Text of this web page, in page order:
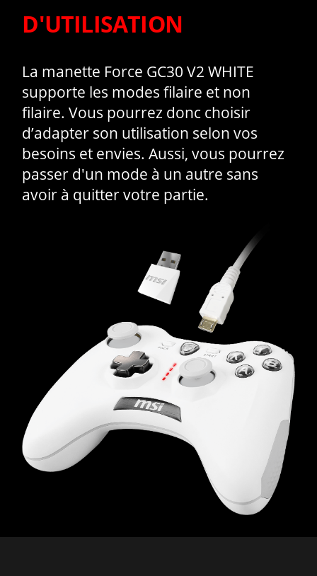
D'UTILISATION
La manette Force GC30 V2 WHITE
supporte les modes filaire et non
filaire. Vous pourrez donc choisir
d’adapter son utilisation selon vos
besoins et envies. Aussi, vous pourrez
passer d'un mode à un autre sans
avoir à quitter votre partie.